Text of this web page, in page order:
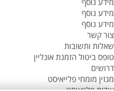
מידע נוסף
מידע נוסף
מידע נוסף
צור קשר
שאלות ותשובות
טופס ביטול הזמנת אונליין
דרושים
מגזין מומחי פלייאיסט